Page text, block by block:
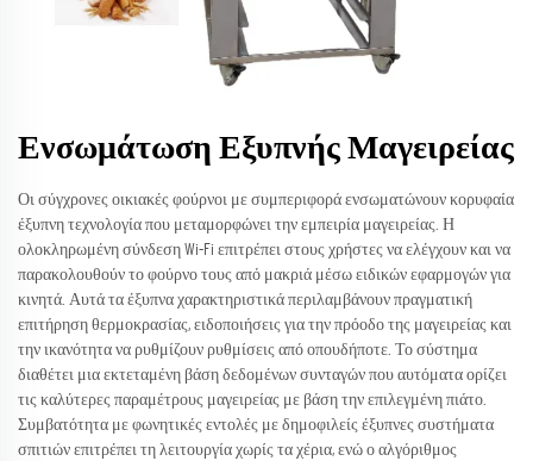
Ενσωμάτωση Εξυπνής Μαγειρείας
Οι σύγχρονες οικιακές φούρνοι με συμπεριφορά ενσωματώνουν κορυφαία
έξυπνη τεχνολογία που μεταμορφώνει την εμπειρία μαγειρείας. Η
ολοκληρωμένη σύνδεση Wi-Fi επιτρέπει στους χρήστες να ελέγχουν και να
παρακολουθούν το φούρνο τους από μακριά μέσω ειδικών εφαρμογών για
κινητά. Αυτά τα έξυπνα χαρακτηριστικά περιλαμβάνουν πραγματική
επιτήρηση θερμοκρασίας, ειδοποιήσεις για την πρόοδο της μαγειρείας και
την ικανότητα να ρυθμίζουν ρυθμίσεις από οπουδήποτε. Το σύστημα
διαθέτει μια εκτεταμένη βάση δεδομένων συνταγών που αυτόματα ορίζει
τις καλύτερες παραμέτρους μαγειρείας με βάση την επιλεγμένη πιάτο.
Συμβατότητα με φωνητικές εντολές με δημοφιλείς έξυπνες συστήματα
σπιτιών επιτρέπει τη λειτουργία χωρίς τα χέρια, ενώ ο αλγόριθμος